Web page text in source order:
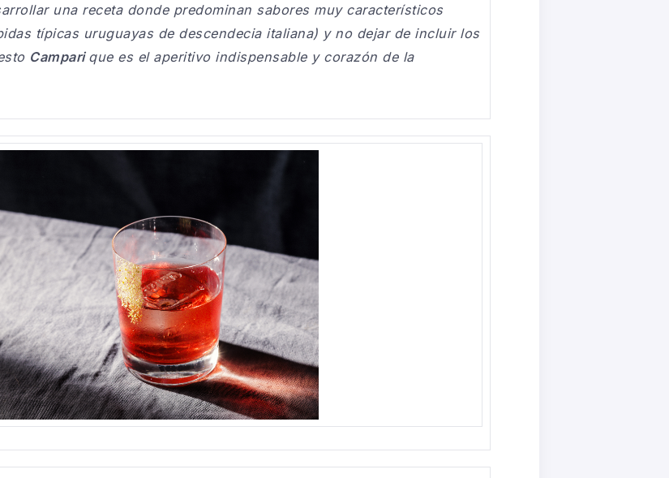
una receta donde predominan sabores muy característicos
típicas uruguayas de descendecia italiana) y no dejar de incluir los
Campari que es el aperitivo indispensable y corazón de la